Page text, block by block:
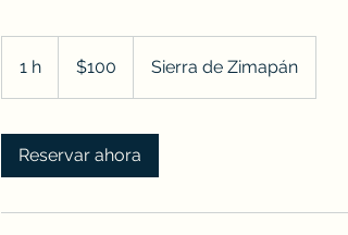
1 h
mexicanos
$100 Sierra de Zimapán
Reservar ahora